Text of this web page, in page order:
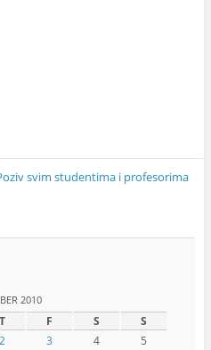
svim studentima i profesorima
2010
T F S S
2 3 4
5